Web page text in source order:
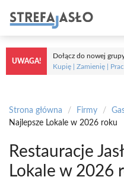
treści
UWAGA!
Dołącz do nowej
Kupię | Zamienię |
Strona główna / Firmy /
Najlepsze Lokale w 2026 roku
Restauracje
Lokale w 2026